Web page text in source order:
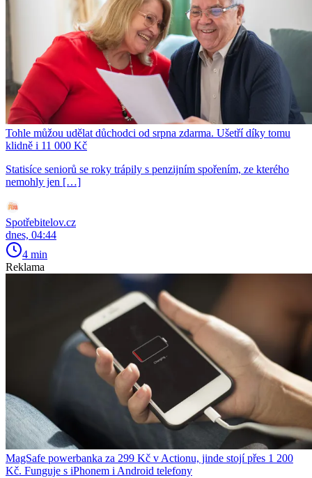
Tohle můžou udělat důchodci od srpna zdarma. Ušetří díky tomu
klidně i 11 000 Kč
Statisíce seniorů se roky trápily s penzijním spořením, ze kterého
nemohly jen […]
Spotřebitelov.cz
dnes, 04:44
4 min
Reklama
MagSafe powerbanka za 299 Kč v Actionu, jinde stojí přes 1 200
Kč. Funguje s iPhonem i Android telefony